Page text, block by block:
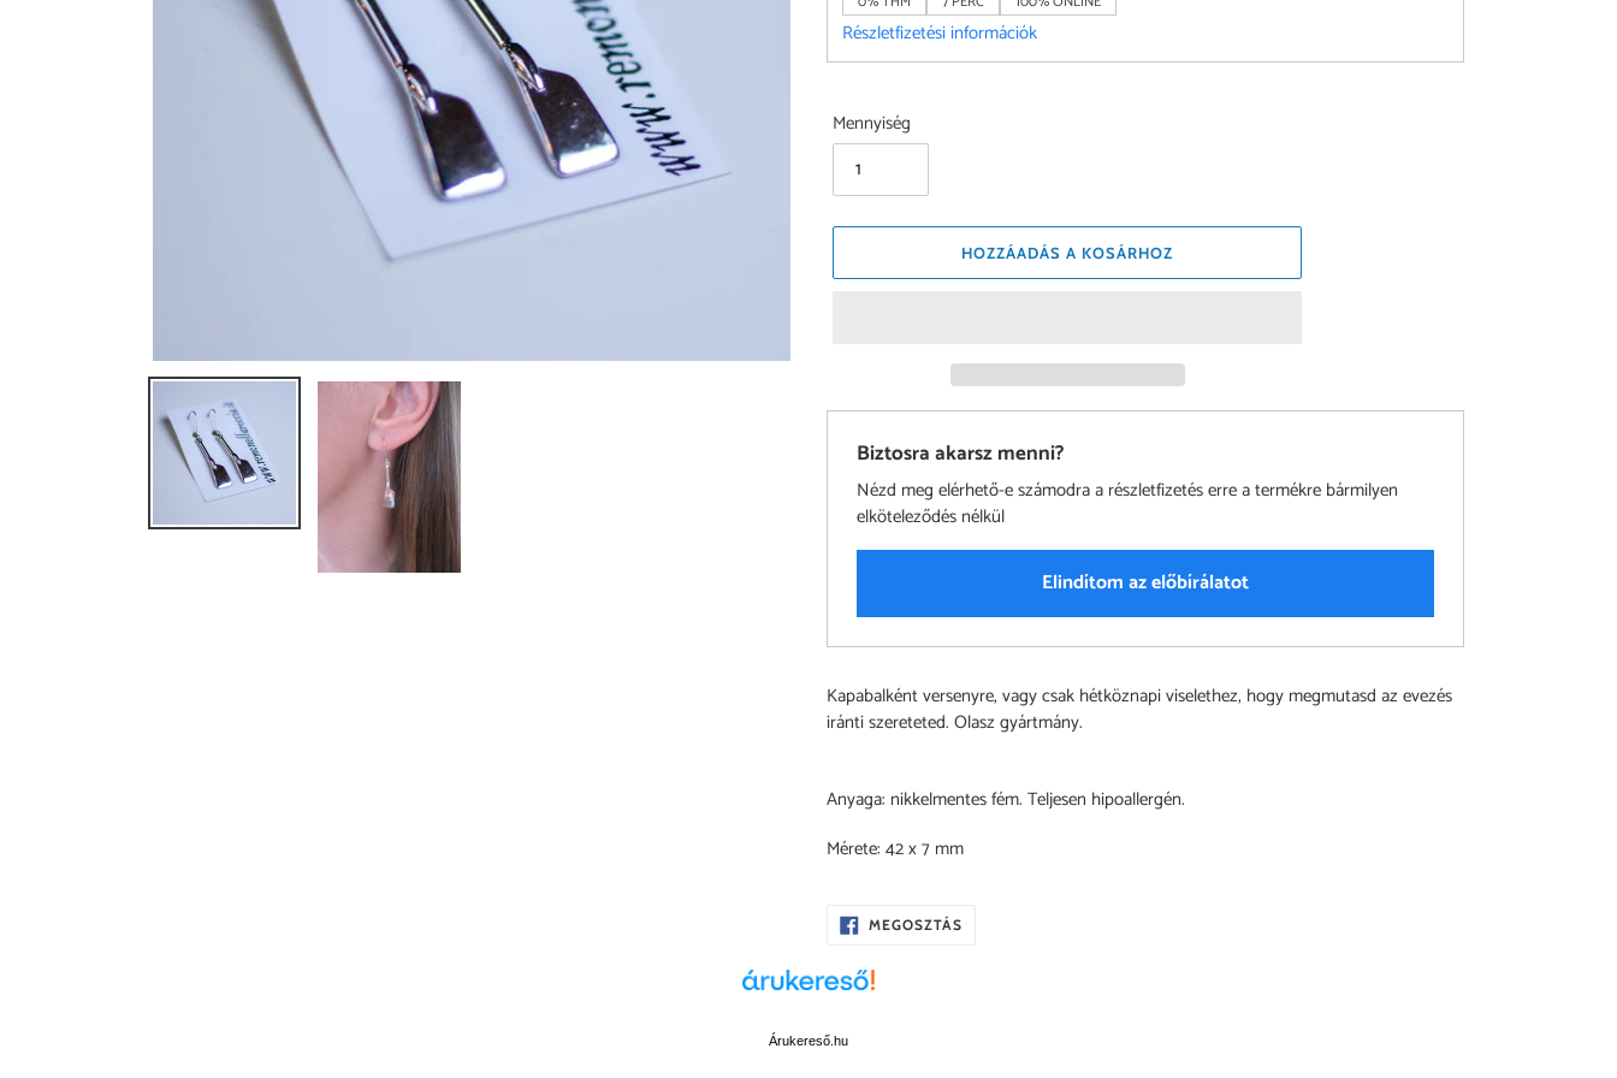
Részletfizetési információk
Mennyiség
HOZZÁADÁS A KOSÁRHOZ
Biztosra akarsz menni?
Nézd meg elérhető-e számodra a részletfizetés erre a termékre bármilyen
elköteleződés nélkül
Elindítom az előbírálatot
termék
felvéve
kosárba
Kapabalként versenyre, vagy csak hétköznapi viselethez, hogy megmutasd az evezés
iránti szereteted. Olasz gyártmány.
Anyaga: nikkelmentes fém. Teljesen hipoallergén.
Mérete: 42 x 7 mm
MEGOSZTÁSOSZD
Árukereső.hu